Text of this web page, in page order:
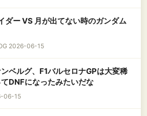
ダー VS 月が出てない時のガンダム
2026-06-15
ベルグ、F1バルセロナGPは大変稀
DNFになったみたいだな
06-15